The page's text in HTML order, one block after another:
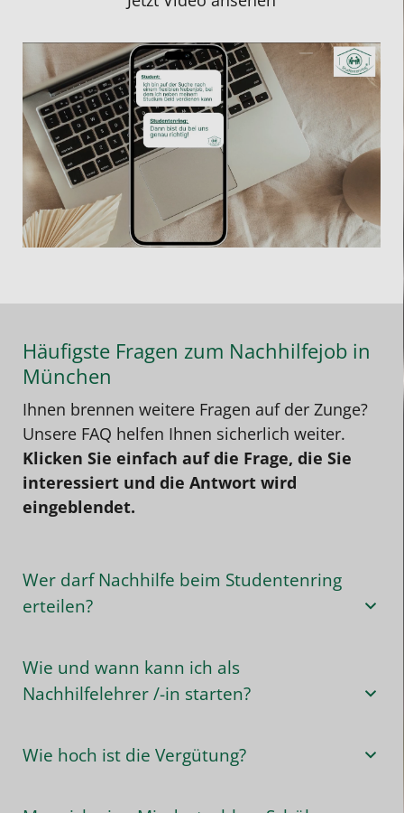
Häufigste Fragen zum Nachhilfejob in
München
Ihnen brennen weitere Fragen auf der Zunge?
Unsere FAQ helfen Ihnen sicherlich weiter.
Klicken Sie einfach auf die Frage, die Sie
interessiert und die Antwort wird
eingeblendet.
Wer darf Nachhilfe beim Studentenring
erteilen?
Wie und wann kann ich als
Nachhilfelehrer /-in starten?
Wie hoch ist die Vergütung?